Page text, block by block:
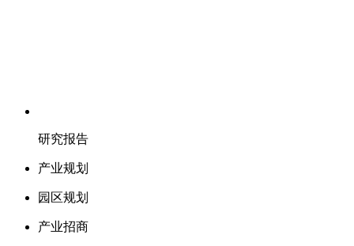
研究报告
产业规划
园区规划
产业招商